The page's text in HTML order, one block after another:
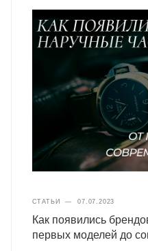
СТАТЬИ — 07.07.2023
Как появились
первых моделей до